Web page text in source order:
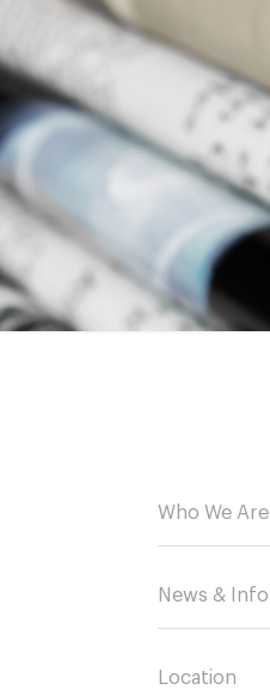
Who We Are
News & Info
Location